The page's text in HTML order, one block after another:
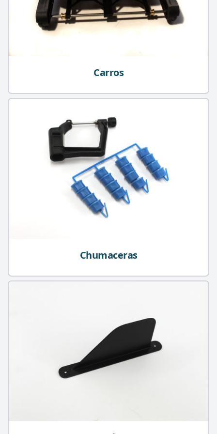
Carros
Chumaceras